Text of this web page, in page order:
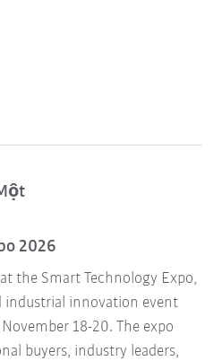
2026
the Smart Technology Expo,
industrial innovation event
18-20. The expo
buyers, industry leaders,